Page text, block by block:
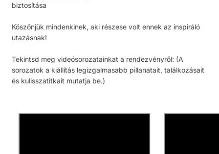
biztosítása
Köszönjük mindenkinek, aki részese volt ennek az inspiráló
utazásnak!
Tekintsd meg videósorozatainkat a rendezvényről: (A
sorozatok a kiállítás legizgalmasabb pillanatait, találkozásait
és kulisszatitkait mutatja be.)